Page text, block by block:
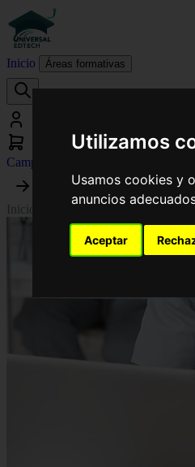
Utilizamos
Usamos cookies y
anuncios
Aceptar
Inicio Áreas formativas
Campus virtual
Inicio Electrónica y Automática ›